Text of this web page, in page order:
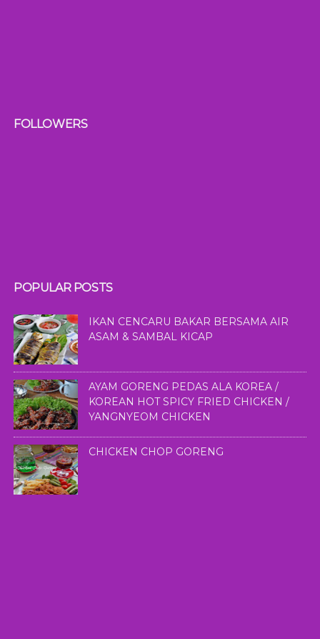
FOLLOWERS
POPULAR POSTS
IKAN CENCARU BAKAR BERSAMA AIR
ASAM & SAMBAL KICAP
AYAM GORENG PEDAS ALA KOREA /
KOREAN HOT SPICY FRIED CHICKEN /
YANGNYEOM CHICKEN
CHICKEN CHOP GORENG